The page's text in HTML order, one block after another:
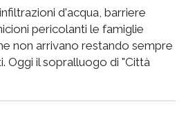
d'acqua, barriere
pericolanti le famiglie
non arrivano restando sempre
Oggi il sopralluogo di "Città